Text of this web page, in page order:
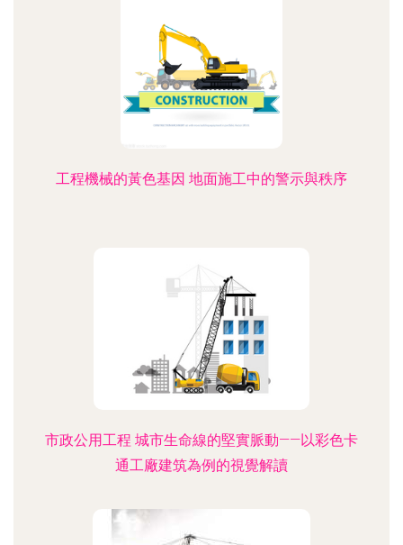
工程機械的黃色基因 地面施工中的警示與秩序
市政公用工程 城市生命線的堅實脈動——以彩色卡
通工廠建筑為例的視覺解讀